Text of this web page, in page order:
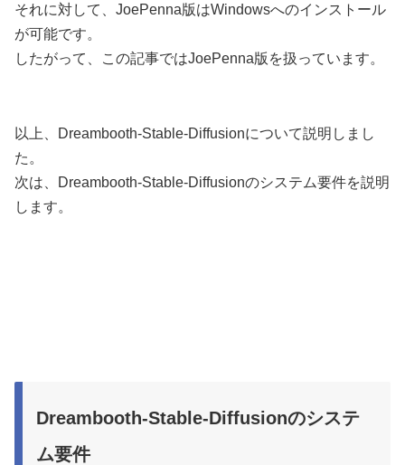
それに対して、JoePenna版はWindowsへのインストール
が可能です。
したがって、この記事ではJoePenna版を扱っています。
以上、Dreambooth-Stable-Diffusionについて説明しまし
た。
次は、Dreambooth-Stable-Diffusionのシステム要件を説明
します。
Dreambooth-Stable-Diffusionのシステ
ム要件